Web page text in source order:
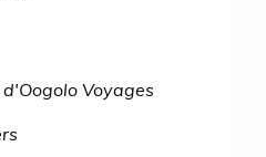
Voyages